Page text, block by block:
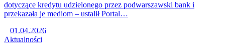
dotyczące kredytu udzielonego przez podwarszawski bank i
przekazała je mediom – ustalił Portal…
01.04.2026
Aktualności